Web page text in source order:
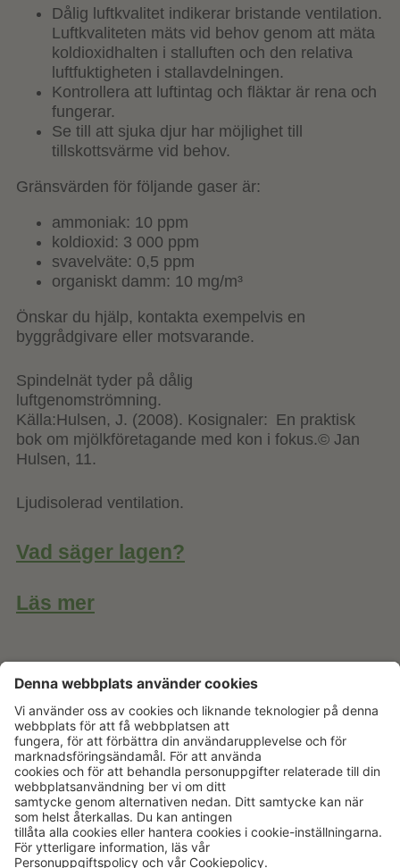
Dålig luftkvalitet indikerar bristande ventilation.
Luftkvaliteten mäts vid behov genom att mäta
koldioxidhalten i stalluften och den relativa
luftfuktigheten i stallavdelningen.
Kontrollera att luftintag och fläktar är rena och
fungerar.
Se till att sjuka djur har möjlighet till
tillskottsvärme vid behov.
Gränsvärden för följande gaser är:
ammoniak: 10 ppm
koldioxid: 3 000 ppm
svavelväte: 0,5 ppm
organiskt damm: 10 mg/m³
Önskar du hjälp, kontakta exempelvis en
byggrådgivare eller motsvarande.
Spindelnät tyder på dålig
luftgenomströmning.
Källa:Hulsen, J. (2008). Kosignaler: En praktisk
bok om mjölkföretagande med kon i fokus.© Jan
Hulsen, 11.
Ljudisolerad ventilation.
Vad säger lagen?
Läs mer